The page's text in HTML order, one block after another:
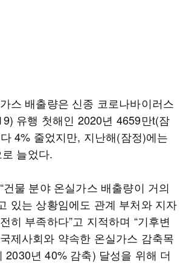
스 배출량은 신종 코로나바이러스
유행 첫해인 2020년 4659만t(잠
4% 줄었지만, 지난해(잠정)에는
늘었다.
건물 분야 온실가스 배출량이 거의
있는 상황임에도 관계 부처와 지자
히 부족하다”고 지적하며 “기후변
제사회와 약속한 온실가스 감축목
2030년 40% 감축) 달성을 위해 더